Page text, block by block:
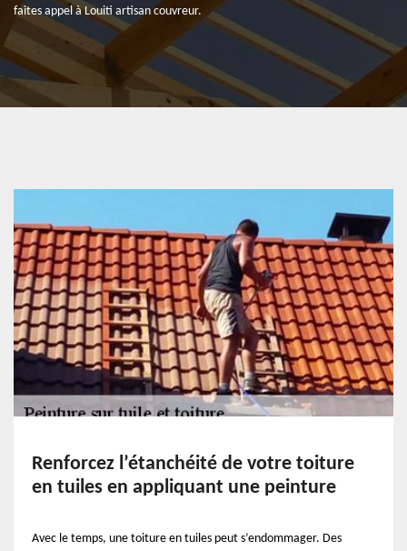
faites appel à Louiti artisan couvreur.
Renforcez l’étanchéité de votre toiture
en tuiles en appliquant une peinture
Avec le temps, une toiture en tuiles peut s’endommager. Des